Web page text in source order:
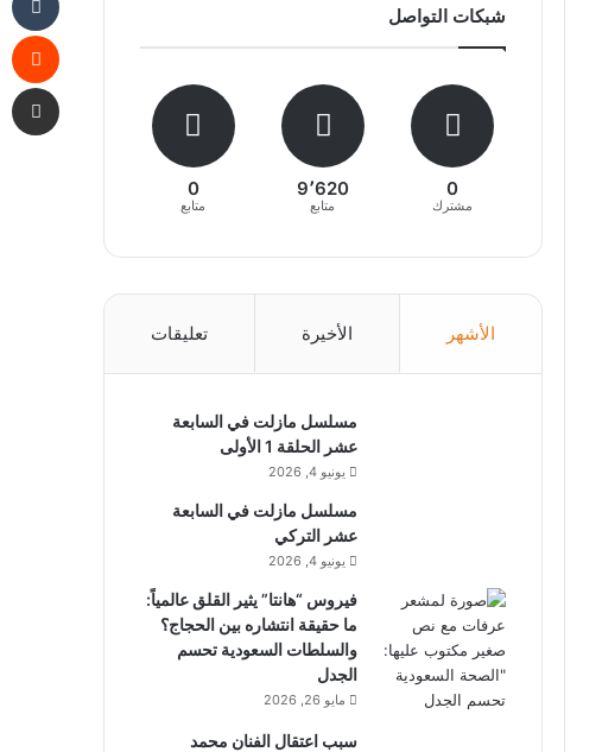
شبكات التواصل
0
مشترك
9٬620
متابع
0
متابع
الأشهر الأخيرة تعليقات
مسلسل مازلت في السابعة
عشر الحلقة 1 الأولى
يونيو 4, 2026
مسلسل مازلت في السابعة
عشر التركي
يونيو 4, 2026
فيروس “هانتا” يثير القلق عالمياً:
ما حقيقة انتشاره بين الحجاج؟
والسلطات السعودية تحسم
الجدل
مايو 26, 2026
سبب اعتقال الفنان محمد